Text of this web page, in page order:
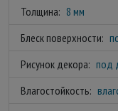
Толщина: 8 мм
Блеск поверхности:
Рисунок декора: под
Влагостойкость: